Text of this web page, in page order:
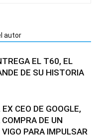
autor
EL T60, EL
DE SU HISTORIA
CEO DE GOOGLE,
DE UN
PARA IMPULSAR